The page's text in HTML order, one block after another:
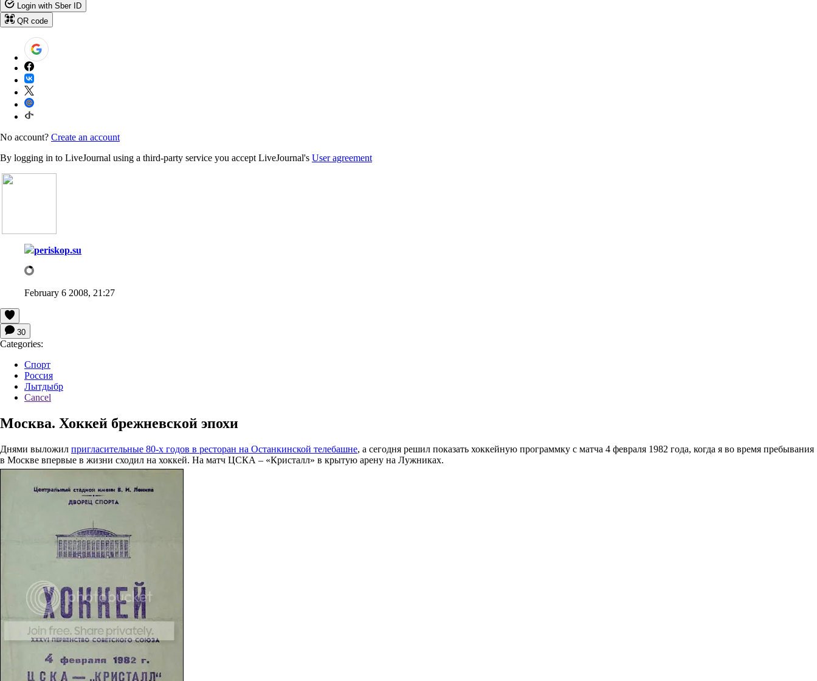
Login with Sber ID
QR code
No account? Create an account
By logging in to LiveJournal using a third-party service you accept LiveJournal's User agreement
periskop.su
February 6 2008, 21:27
30
Categories:
Спорт
Россия
Лытдыбр
Cancel
Москва. Хоккей брежневской эпохи
Днями выложил пригласительные 80-х годов в ресторан на Останкинской телебашне, а сегодня решил показать хоккейную программку с матча 4 февраля 1982 года, когда я во время пребывания
в Москве впервые в жизни сходил на хоккей. На матч ЦСКА – «Кристалл» в крытую арену на Лужниках.